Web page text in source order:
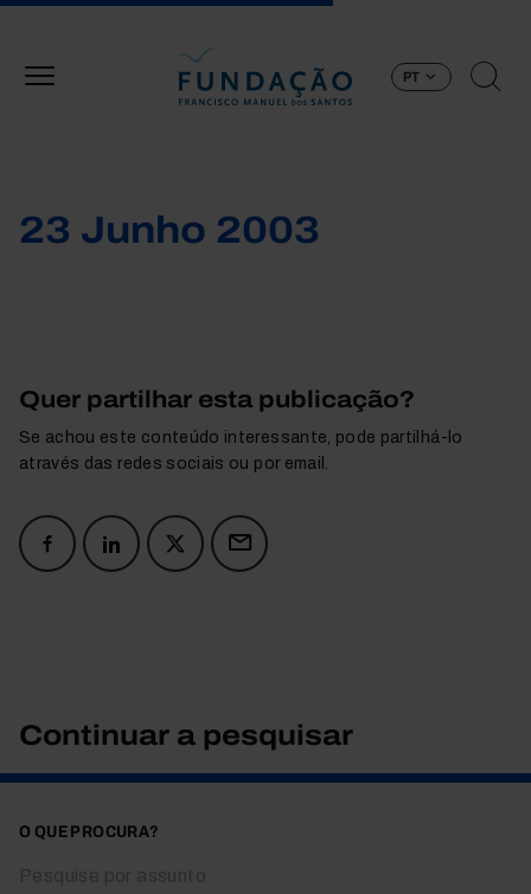
PT
23 Junho 2003
Quer partilhar esta publicação?
Se achou este conteúdo interessante, pode partilhá-lo
através das redes sociais ou por email.
Continuar a pesquisar
O QUE PROCURA?